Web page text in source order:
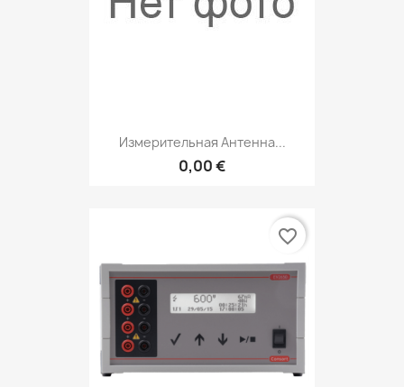
Измерительная Антенна...
0,00 €
favorite_border